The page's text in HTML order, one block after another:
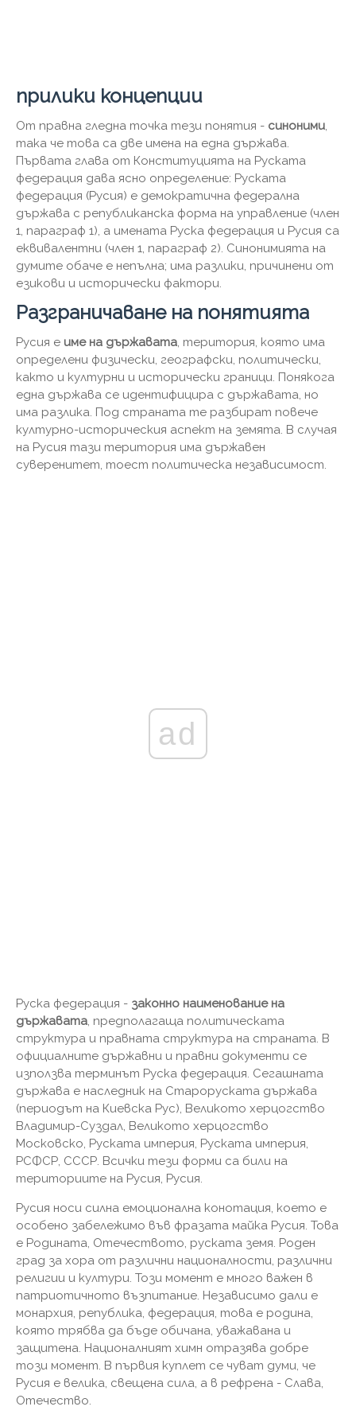
прилики концепции
От правна гледна точка тези понятия - синоними
така че това са две имена на една държава.
Първата глава от Конституцията на Руската
федерация дава ясно определение: Руската
федерация (Русия) е демократична федерална
държава с републиканска форма на управление (член
1, параграф 1), а имената Руска федерация и Русия са
еквивалентни (член 1, параграф 2). Синонимията на
думите обаче е непълна; има разлики, причинени от
езикови и исторически фактори.
Разграничаване на понятията
Русия е име на държавата , територия, която има
определени физически, географски, политически,
както и културни и исторически граници. Понякога
една държава се идентифицира с държавата, но
има разлика. Под страната те разбират повече
културно-историческия аспект на земята. В случая
на Русия тази територия има държавен
суверенитет, тоест политическа независимост.
ad
Руска федерация - законно наименование на
държавата , предполагаща политическата
структура и правната структура на страната. В
официалните държавни и правни документи се
използва терминът Руска федерация. Сегашната
държава е наследник на Староруската държава
(периодът на Киевска Рус), Великото херцогство
Владимир-Суздал, Великото херцогство
Московско, Руската империя, Руската империя,
РСФСР, СССР. Всички тези форми са били на
териториите на Русия, Русия.
Русия носи силна емоционална конотация, което е
особено забележимо във фразата майка Русия. Това
е Родината, Отечеството, руската земя. Роден
град за хора от различни националности, различни
религии и култури. Този момент е много важен в
патриотичното възпитание. Независимо дали е
монархия, република, федерация, това е родина,
която трябва да бъде обичана, уважавана и
защитена. Националният химн отразява добре
този момент. В първия куплет се чуват думи, че
Русия е велика, свещена сила, а в рефрена - Слава,
Отечество.